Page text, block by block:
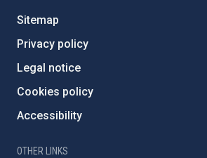
Sitemap
Privacy policy
Legal notice
Cookies policy
Accessibility
OTHER LINKS